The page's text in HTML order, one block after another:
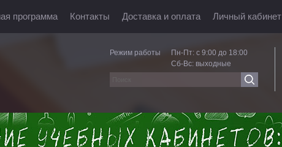
программа Контакты Доставка и оплата Личный кабинет
Режим работы
Пн-Пт: с 9:00 до 18:00
Сб-Вс: выходные